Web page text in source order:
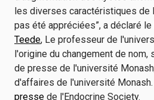
les diverses caractéristiques de
pas été appréciées”, a déclaré le
Teede, Le professeur de
l'origine du changement de nom,
de presse de l'université
d'affaires de l'université Monash.
presse de l'Endocrine Society.